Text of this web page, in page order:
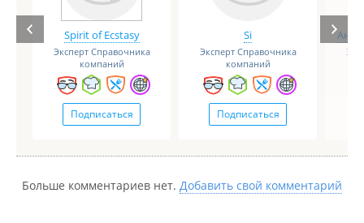
Spirit of Ecstasy
Эксперт Справочника
компаний
Подписаться
Si
Эксперт Справочника
компаний
Подписаться
Больше комментариев нет. Добавить свой комментарий